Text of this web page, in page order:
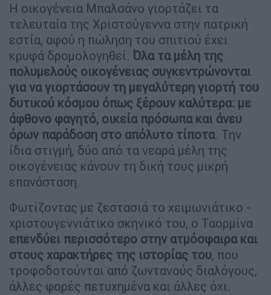
Η οικογένεια Μπαλσάνο γιορτάζει τα
τελευταία της Χριστούγεννα στην πατρική
εστία, αφού η πώληση του σπιτιού έχει
κρυφά δρομολογηθεί. Όλα τα μέλη της
πολυμελούς οικογένειας συγκεντρώνονται
για να γιορτάσουν τη μεγαλύτερη γιορτή του
δυτικού κόσμου όπως ξέρουν καλύτερα: με
άφθονο φαγητό, οικεία πρόσωπα και άνευ
όρων παράδοση στο απόλυτο τίποτα. Την
ίδια στιγμή, δύο από τα νεαρά μέλη της
οικογένειας κάνουν τη δική τους μικρή
επανάσταση.
Φωτίζοντας με ζεστασιά το χειμωνιάτικο -
χριστουγεννιάτικο σκηνικό του, ο Ταορμίνα
επενδύει περισσότερο στην ατμόσφαιρα και
στους χαρακτήρες της ιστορίας του, που
τροφοδοτούνται από ζωντανούς διαλόγους,
άλλες φορές πετυχημένα και άλλες όχι.